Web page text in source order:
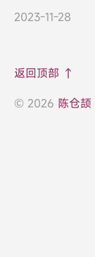
2023-11-28
返回顶部 ↑
© 2026 陈仓颉